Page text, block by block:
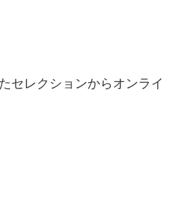
セレクションからオンライ